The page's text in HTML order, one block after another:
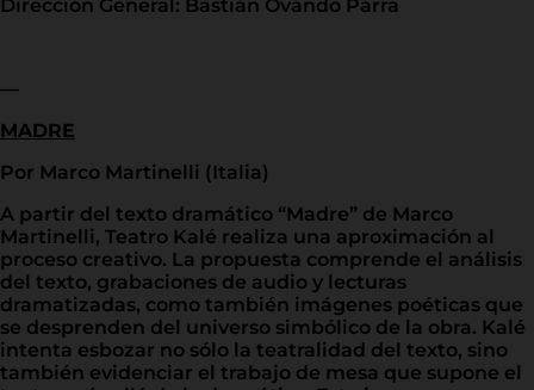
Dirección General: Bastián Ovando Parra
—
MADRE
Por Marco Martinelli (Italia)
A partir del texto dramático “Madre” de Marco
Martinelli, Teatro Kalé realiza una aproximación al
proceso creativo. La propuesta comprende el análisis
del texto, grabaciones de audio y lecturas
dramatizadas, como también imágenes poéticas que
se desprenden del universo simbólico de la obra. Kalé
intenta esbozar no sólo la teatralidad del texto, sino
también evidenciar el trabajo de mesa que supone el